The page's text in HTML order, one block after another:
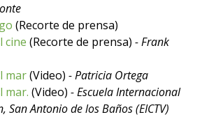
(Recorte de prensa)
cine (Recorte de prensa) - Frank
mar(Video) - Patricia Ortega
mar. (Video) - Escuela Internacional
San Antonio de los Baños (EICTV)